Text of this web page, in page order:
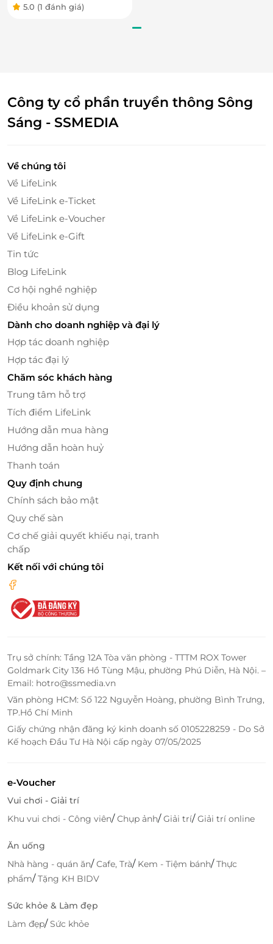
5.0 (1 đánh giá)
Công ty cổ phần truyền thông Sông
Sáng - SSMEDIA
Về chúng tôi
Về LifeLink
Về LifeLink e-Ticket
Về LifeLink e-Voucher
Về LifeLink e-Gift
Tin tức
Blog LifeLink
Cơ hội nghề nghiệp
Điều khoản sử dụng
Dành cho doanh nghiệp và đại lý
Hợp tác doanh nghiệp
Hợp tác đại lý
Chăm sóc khách hàng
Trung tâm hỗ trợ
Tích điểm LifeLink
Hướng dẫn mua hàng
Hướng dẫn hoàn huỷ
Thanh toán
Quy định chung
Chính sách bảo mật
Quy chế sàn
Cơ chế giải quyết khiếu nại, tranh
chấp
Kết nối với chúng tôi
Trụ sở chính: Tầng 12A Tòa văn phòng - TTTM ROX Tower
Goldmark City 136 Hồ Tùng Mậu, phường Phú Diễn, Hà Nội. –
Email: hotro@ssmedia.vn
Văn phòng HCM: Số 122 Nguyễn Hoàng, phường Bình Trưng,
TP.Hồ Chí Minh
Giấy chứng nhận đăng ký kinh doanh số 0105228259 - Do Sở
Kế hoạch Đầu Tư Hà Nội cấp ngày 07/05/2025
e-Voucher
Vui chơi - Giải trí
Khu vui chơi - Công viên/Chụp ảnh/Giải trí/Giải trí online
Ăn uống
Nhà hàng - quán ăn/Cafe, Trà/ Kem - Tiệm bánh/Thực
phẩm/Tặng KH BIDV
Sức khỏe & Làm đẹp
Làm đẹp/Sức khỏe